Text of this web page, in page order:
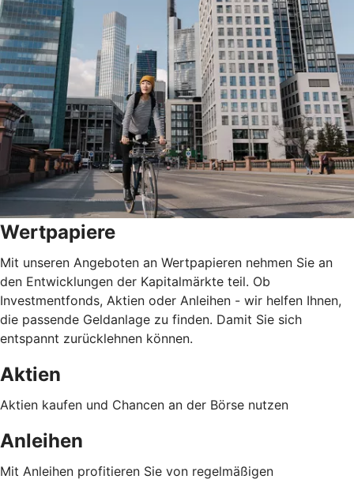
Wertpapiere
Mit unseren Angeboten an Wertpapieren nehmen Sie an
den Entwicklungen der Kapitalmärkte teil. Ob
Investmentfonds, Aktien oder Anleihen - wir helfen Ihnen,
die passende Geldanlage zu finden. Damit Sie sich
entspannt zurücklehnen können.
Aktien
Aktien kaufen und Chancen an der Börse nutzen
Anleihen
Mit Anleihen profitieren Sie von regelmäßigen